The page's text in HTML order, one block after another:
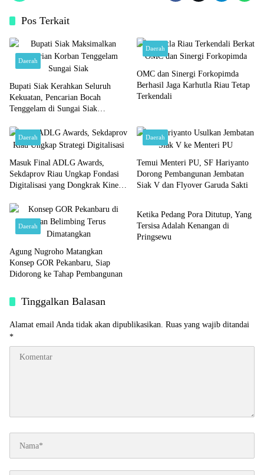
Pos Terkait
Daerah
Bupati Siak Kerahkan Seluruh
Kekuatan, Pencarian Bocah
Tenggelam di Sungai Siak
Daerah
OMC dan Sinergi Forkopimda
Berhasil Jaga Karhutla Riau Tetap
Terkendali
Daerah
Masuk Final ADLG Awards,
Sekdaprov Riau Ungkap Fondasi
Digitalisasi yang Dongkrak Kinerja
Daerah
Temui Menteri PU, SF Hariyanto
Dorong Pembangunan Jembatan
Siak V dan Flyover Garuda Sakti
Daerah
Agung Nugroho Matangkan
Konsep GOR Pekanbaru, Siap
Didorong ke Tahap Pembangunan
Daerah
Ketika Pedang Pora Ditutup, Yang
Tersisa Adalah Kenangan di
Pringsewu
Tinggalkan Balasan
Alamat email Anda tidak akan dipublikasikan. Ruas yang wajib ditandai
*